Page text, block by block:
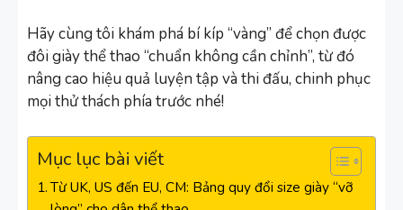
Hãy cùng tôi khám phá bí kíp “vàng” để chọn được
đôi giày thể thao “chuẩn không cần chỉnh”, từ đó
nâng cao hiệu quả luyện tập và thi đấu, chinh phục
mọi thử thách phía trước nhé!
Mục lục bài viết
Từ UK, US đến EU, CM: Bảng quy đổi size giày “vỡ